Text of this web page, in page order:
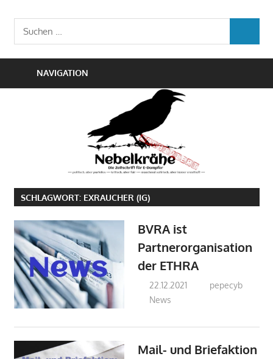
Inhalt
springen
Die
Zeitschrift
Suchen
nach:
NAVIGATION
SCHLAGWORT: EXRAUCHER (IG)
BVRA ist
Partnerorganisation
der ETHRA
22.12.2021
pepecyb
News
Mail- und Briefaktion